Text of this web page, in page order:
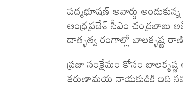
పద్మభూషణ్ అవార్డు
ఆంధ్రప్రదేశ్ సీఎం
దాతృత్వ రంగాల్లో బాలకృష్ణ
ప్రజా సంక్షేమం కోసం
కరుణామయ నాయకుడికి ఇది